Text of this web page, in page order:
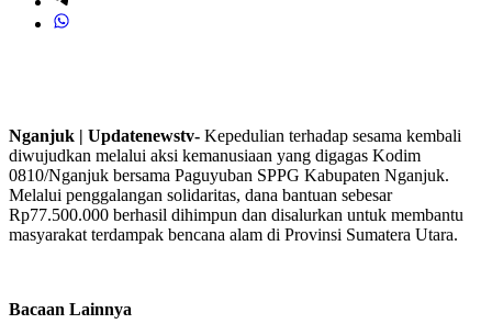
Nganjuk | Updatenewstv- Kepedulian terhadap sesama kembali
diwujudkan melalui aksi kemanusiaan yang digagas Kodim
0810/Nganjuk bersama Paguyuban SPPG Kabupaten Nganjuk.
Melalui penggalangan solidaritas, dana bantuan sebesar
Rp77.500.000 berhasil dihimpun dan disalurkan untuk membantu
masyarakat terdampak bencana alam di Provinsi Sumatera Utara.
Bacaan Lainnya